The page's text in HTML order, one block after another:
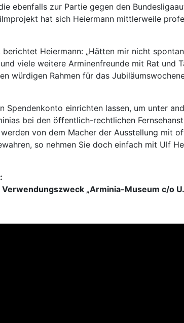
ebenfalls zur Partie gegen den
hat sich Heiermann mittlerweile
Heiermann: „Hätten mir nicht
viele weitere Arminenfreunde mit Rat und
würdigen Rahmen für das
Spendenkonto einrichten lassen, um unter
bei den öffentlich-rechtlichen
von dem Macher der Ausstellung mit
so nehmen Sie doch einfach mit Ulf
„Arminia-Museum c/o